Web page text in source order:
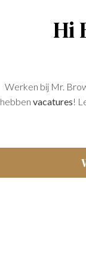
Hi
Werken bij Mr.
hebben vacatures!